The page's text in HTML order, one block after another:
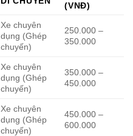
(VNĐ)
Xe chuyên
dụng (Ghép
chuyến)
250.000 –
350.000
Xe chuyên
dụng (Ghép
chuyến)
350.000 –
450.000
Xe chuyên
dụng (Ghép
chuyến)
450.000 –
600.000